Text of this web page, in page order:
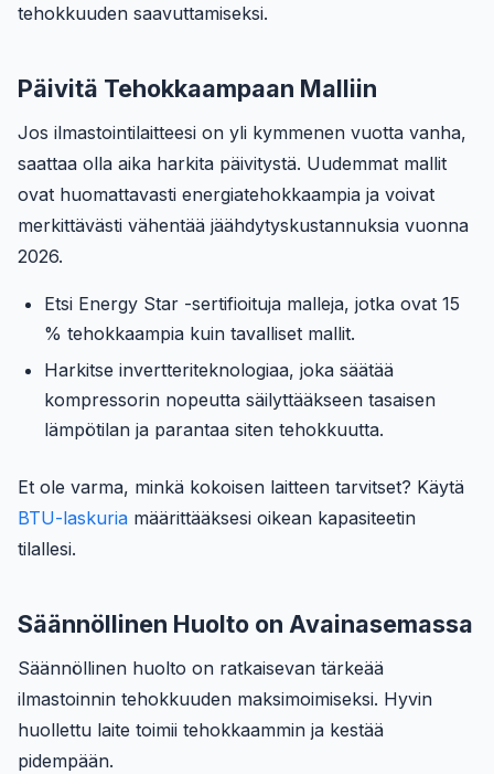
tehokkuuden saavuttamiseksi.
Päivitä Tehokkaampaan Malliin
Jos ilmastointilaitteesi on yli kymmenen vuotta vanha,
saattaa olla aika harkita päivitystä. Uudemmat mallit
ovat huomattavasti energiatehokkaampia ja voivat
merkittävästi vähentää jäähdytyskustannuksia vuonna
2026.
Etsi Energy Star -sertifioituja malleja, jotka ovat 15
% tehokkaampia kuin tavalliset mallit.
Harkitse invertteriteknologiaa, joka säätää
kompressorin nopeutta säilyttääkseen tasaisen
lämpötilan ja parantaa siten tehokkuutta.
Et ole varma, minkä kokoisen laitteen tarvitset? Käytä
BTU-laskuria määrittääksesi oikean kapasiteetin
tilallesi.
Säännöllinen Huolto on Avainasemassa
Säännöllinen huolto on ratkaisevan tärkeää
ilmastoinnin tehokkuuden maksimoimiseksi. Hyvin
huollettu laite toimii tehokkaammin ja kestää
pidempään.